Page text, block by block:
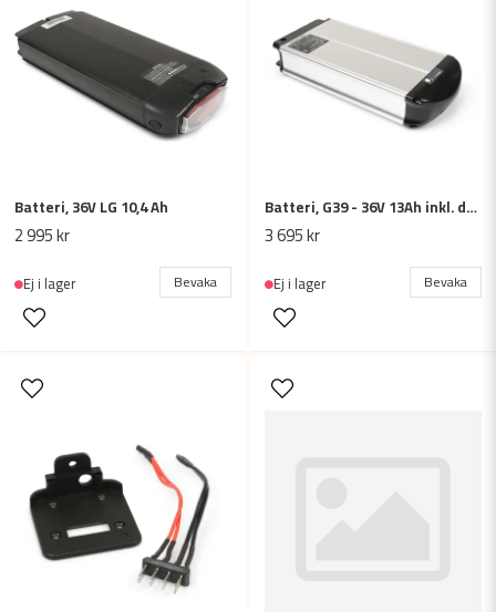
Batteri, 36V LG 10,4 Ah
2 995 kr
Ej i lager Bevaka
Batteri, G39 - 36V 13Ah inkl. dockningslåda
3 695 kr
Ej i lager Bevaka